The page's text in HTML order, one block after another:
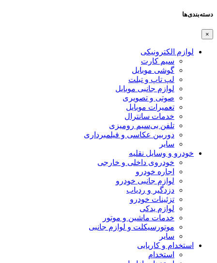
دسته‌بندی‌ها
×
لوازم الکترونیکی
سیم کارت
گوشی موبایل
لپ تاپ و تبلت
لوازم جانبی موبایل
صوتی و تصویری
تعمیرات موبایل
خدمات سانترال
تلفن بی‌سیم رومیزی
دوربین عکاسی و فیلمبرداری
سایر
خودرو و وسایل نقلیه
خودروی داخلی و خارجی
اجاره خودرو
لوازم جانبی خودرو
دزدگیر و ردیاب
تزئینات خودرو
لوازم یدکی
خدمات ماشین و موتور
موتورسیکلت و لوازم جانبی
سایر
استخدام و کاریابی
استخدام